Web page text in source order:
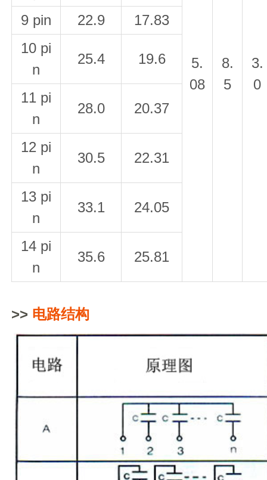
5.
08
8.
5
3.
0
9 pin
22.9
17.83
10 pi
n
25.4 19.6
11 pi
n
28.0 20.37
12 pi
n
30.5 22.31
13 pi
n
33.1 24.05
14 pi
n
35.6 25.81
>> 电路结构